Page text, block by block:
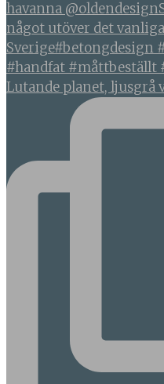
Lutande planet, ljusgrå